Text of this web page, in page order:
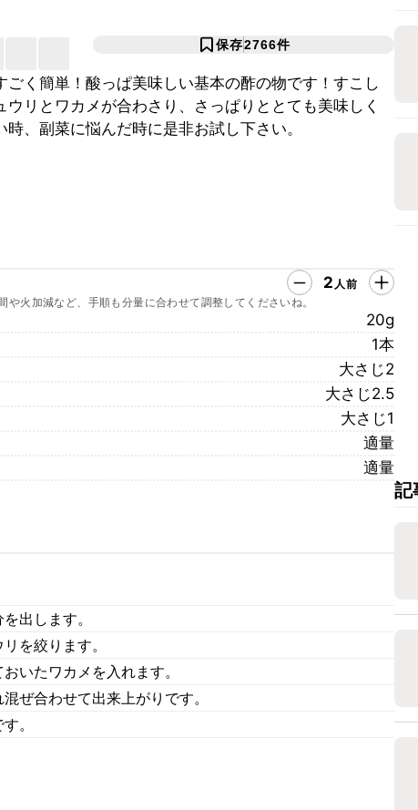
保存2766件
く簡単！酸っぱ美味しい基本の酢の物です！すこし
リとワカメが合わさり、さっぱりととても美味しく
、副菜に悩んだ時に是非お試し下さい。
2 人前
火加減など、手順も分量に合わせて調整してくださいね。
20g
1本
大さじ2
大さじ2.5
大さじ1
適量
適量
出します。
を絞ります。
いたワカメを入れます。
ぜ合わせて出来上がりです。
。
記